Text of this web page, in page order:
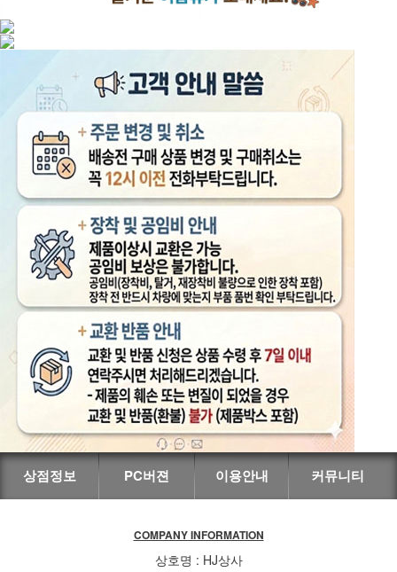
상점정보 PC버젼 이용안내 커뮤니티
COMPANY INFORMATION
상호명 : HJ상사